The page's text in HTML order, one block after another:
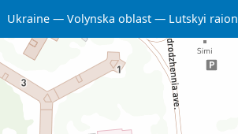
Ukraine Volynska oblast Lutskyi raion